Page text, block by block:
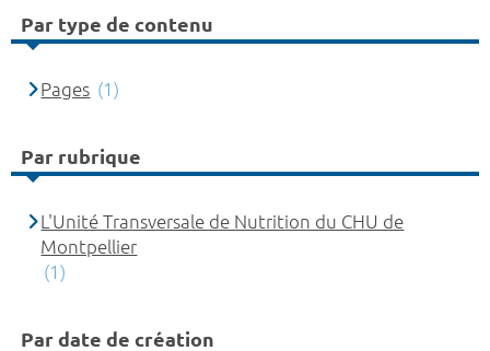
Par type de contenu
Pages (1)
Par rubrique
L'Unité Transversale de Nutrition du CHU de
Montpellier
(1)
Par date de création